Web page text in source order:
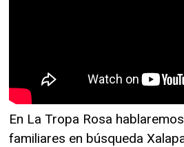
En La Tropa Rosa
familiares en búsqueda